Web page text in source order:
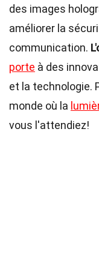
des images
améliorer la
communication.
porte à des
et la technologie.
monde où la
vous l'attendiez!